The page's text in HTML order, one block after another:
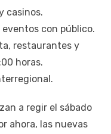
casinos.
con público.
restaurantes y
horas.
a regir el sábado
ahora, las nuevas